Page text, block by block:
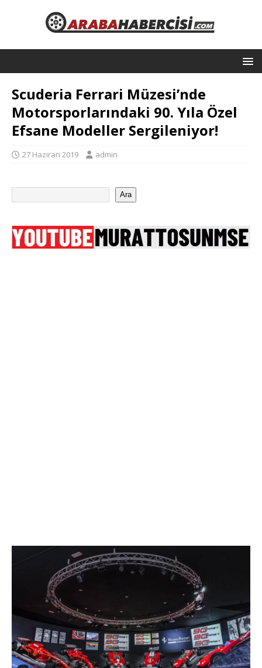
Scuderia Ferrari Müzesi’nde
Motorsporlarındaki 90. Yıla Özel
Efsane Modeller Sergileniyor!
27 Haziran 2019 admin
Ara